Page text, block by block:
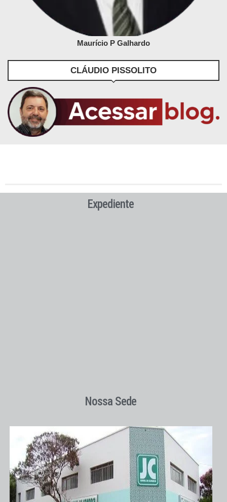
Maurício P Galhardo
CLÁUDIO PISSOLITO
Expediente
Nossa Sede